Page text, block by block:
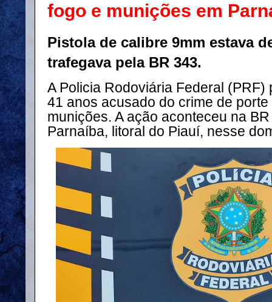
fogo e munições em
Pistola de calibre 9mm estava
trafegava pela BR 343.
A Policia Rodoviária Federal (PRF)
41 anos acusado do crime de
munições. A ação aconteceu na
Parnaíba, litoral do Piauí, nesse